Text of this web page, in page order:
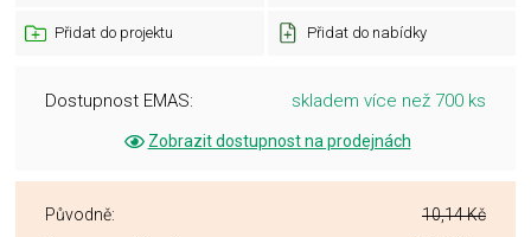
Přidat do projektu Přidat do nabídky
Dostupnost EMAS: skladem více než 700 ks
Zobrazit dostupnost na prodejnách
Původně:
10,14 Kč